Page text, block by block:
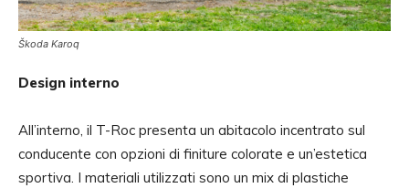
Škoda Karoq
Design interno
All’interno, il T-Roc presenta un abitacolo incentrato sul
conducente con opzioni di finiture colorate e un’estetica
sportiva. I materiali utilizzati sono un mix di plastiche